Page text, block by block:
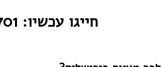
חייגו עכשיו: 072-3340-701